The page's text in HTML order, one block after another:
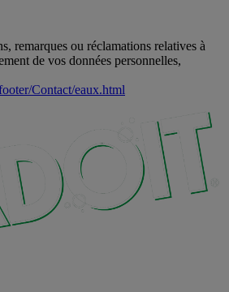
remarques ou réclamations relatives à
de vos données personnelles,
Contact/eaux.html